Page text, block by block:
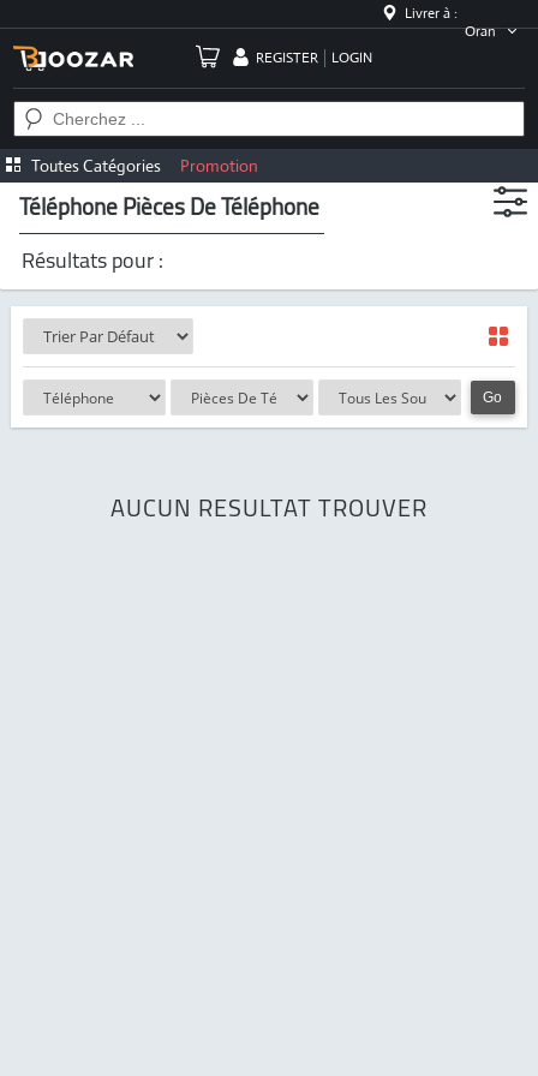
Livrer à :
Oran
REGISTER
LOGIN
Toutes Catégories Promotion
Téléphone Pièces De Téléphone
Résultats pour :
Go
AUCUN RESULTAT TROUVER